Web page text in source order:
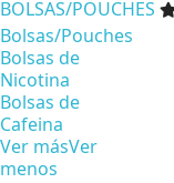
BOLSAS/POUCHES
Bolsas/Pouches
Bolsas de
Nicotina
Bolsas de
Cafeina
Ver másVer
menos